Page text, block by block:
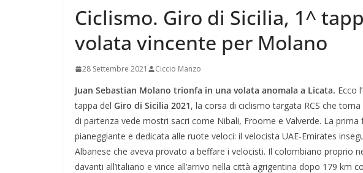
Ciclismo. Giro di Sicilia, 1^
volata vincente per Molano
28 Settembre 2021 Ciccio Manzo
Juan Sebastian Molano trionfa in una volata anomala a Licata. Ecco
tappa del Giro di Sicilia 2021, la corsa di ciclismo targata RCS che
di partenza vede mostri sacri come Nibali, Froome e Valverde. La
pianeggiante e dedicata alle ruote veloci: il velocista UAE-Emirates
Albanese che aveva provato a beffare i velocisti. Il colombiano proprio
davanti all’italiano e vince all’arrivo nella città agrigentina dopo 179 km